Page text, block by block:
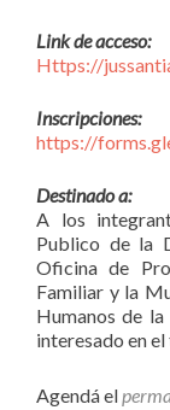
Link de acceso:
Https://
Inscripciones:
https://
Destinado a:
A los
Publico de la
Oficina de
Familiar y la
Humanos de
interesado en el
Agendá el